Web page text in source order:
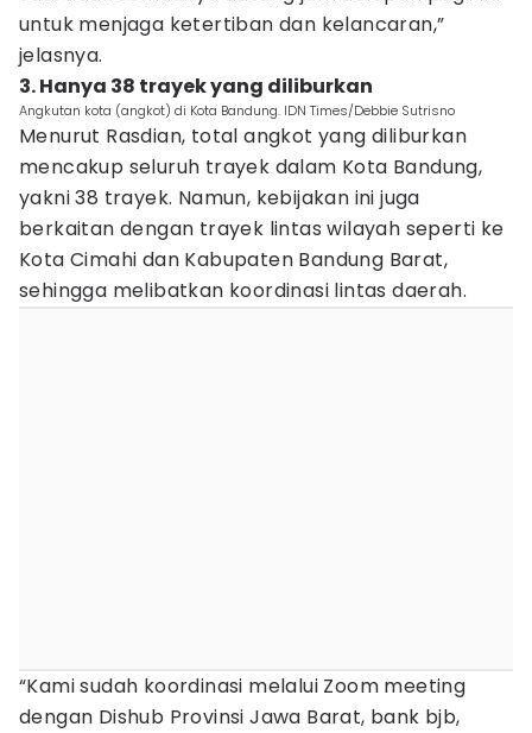
untuk menjaga ketertiban dan kelancaran,”
jelasnya.
3. Hanya 38 trayek yang diliburkan
Angkutan kota (angkot) di Kota Bandung. IDN Times/Debbie Sutrisno
Menurut Rasdian, total angkot yang diliburkan
mencakup seluruh trayek dalam Kota Bandung,
yakni 38 trayek. Namun, kebijakan ini juga
berkaitan dengan trayek lintas wilayah seperti ke
Kota Cimahi dan Kabupaten Bandung Barat,
sehingga melibatkan koordinasi lintas daerah.
“Kami sudah koordinasi melalui Zoom meeting
dengan Dishub Provinsi Jawa Barat, bank bjb,